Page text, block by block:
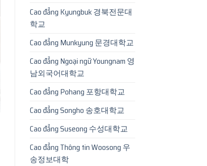
Cao đẳng Kyungbuk 경북전문대
학교
Cao đẳng Munkyung 문경대학교
Cao đẳng Ngoại ngữ Youngnam 영
남외국어대학교
Cao đẳng Pohang 포항대학교
Cao đẳng Songho 송호대학교
Cao đẳng Suseong 수성대학교
Cao đẳng Thông tin Woosong 우
송정보대학